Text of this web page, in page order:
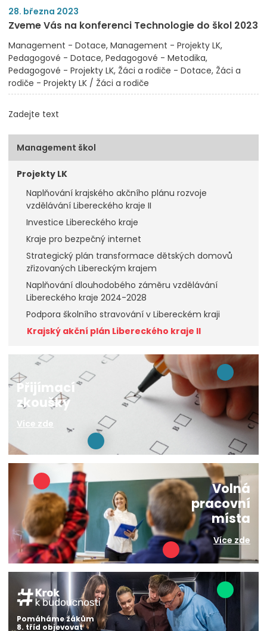
28. března 2023
Zveme Vás na konferenci Technologie do škol 2023
Management - Dotace Management - Projekty LK
Pedagogové - Dotace Pedagogové - Metodika
Pedagogové - Projekty LK Žáci a rodiče - Dotace Žáci a
rodiče - Projekty LK / Žáci a rodiče
Zadejte text
Management škol
Projekty LK
Naplňování krajského akčního plánu rozvoje
vzdělávání Libereckého kraje II
Investice Libereckého kraje
Kraje pro bezpečný internet
Strategický plán transformace dětských domovů
zřizovaných Libereckým krajem
Naplňování dlouhodobého záměru vzdělávání
Libereckého kraje 2024-2028
Podpora školního stravování v Libereckém kraji
Krajský akční plán Libereckého kraje II
Přijímací
zkoušky
Více zde
Volná
pracovní
místa
Více zde
Pomáháme žákům
8. tříd objevovat